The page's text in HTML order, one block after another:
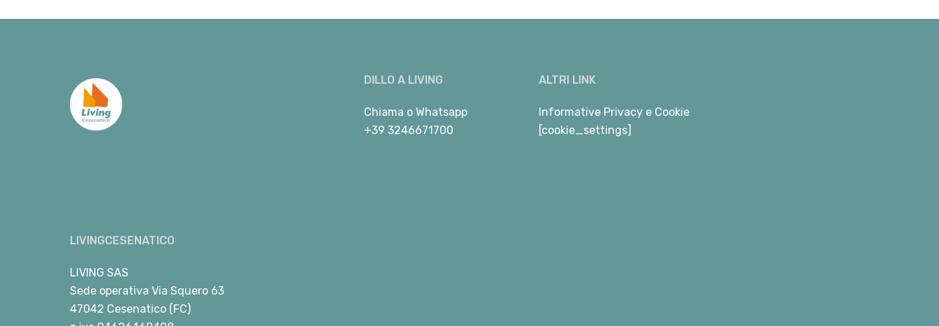
LIVINGCESENATICO
LIVING SAS
Sede operativa Via Squero 63
47042 Cesenatico (FC)
DILLO A LIVING
Chiama o Whatsapp
+39 3246671700
ALTRI LINK
Informative Privacy e Cookie
[cookie_settings]